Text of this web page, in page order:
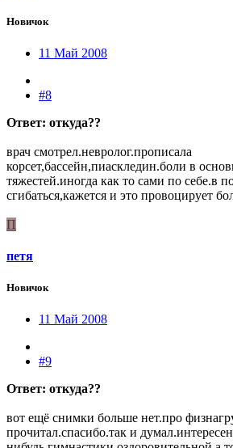
Новичок
11 Май 2008
#8
Ответ: откуда??
врач смотрел.невролог.прописала
корсет,бассейн,пиаскледин.боли в
тяжестей.иногда как то сами по себе.в
сгибаться,кажется и это провоцирует
П
петя
Новичок
11 Май 2008
#9
Ответ: откуда??
вот ещё снимки больше нет.про
прочитал.спасибо.так и